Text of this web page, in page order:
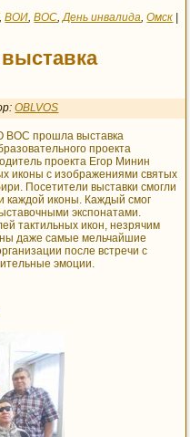
,ВОИ ,ВОС ,День инвалида ,Омск |
OBLVOS
ВОС прошла выставка
проекта
проекта Егор Минин
иконы с изображениями святых
Посетители выставки смогли
каждой иконы. Каждый смог
экспонатами.
тактильных икон, незрячим
даже самые мельчайшие
после встречи с
эмоции.